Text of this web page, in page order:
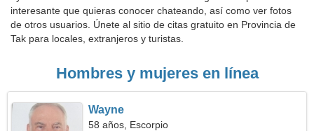
interesante que quieras conocer chateando, así como ver fotos
de otros usuarios. Únete al sitio de citas gratuito en Provincia de
Tak para locales, extranjeros y turistas.
Hombres y mujeres en línea
Wayne
58 años, Escorpio